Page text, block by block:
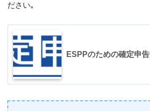
ださい｡
ESPPのための確定申